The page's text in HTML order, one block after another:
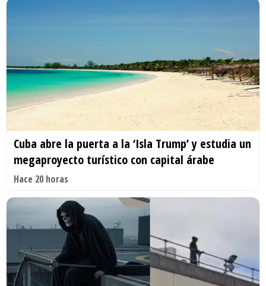
Cuba abre la puerta a la ‘Isla Trump’ y estudia un
megaproyecto turístico con capital árabe
Hace 20 horas